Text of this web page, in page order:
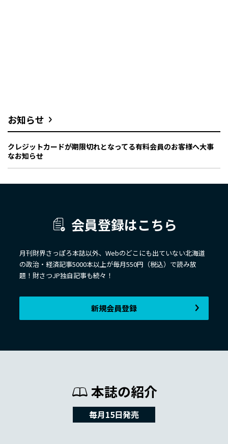
お知らせ
クレジットカードが期限切れとなってる有料会員のお客様へ大事
なお知らせ
会員登録はこちら
月刊財界さっぽろ本誌以外、Webのどこにも出ていない北海道
の政治・経済記事5000本以上が毎月550円（税込）で読み放
題！財さつJP独自記事も続々！
新規会員登録
本誌の紹介
毎月15日発売